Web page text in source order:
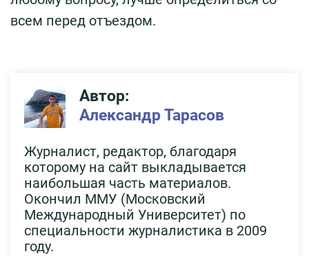
всем перед отъездом.
Автор:
Александр Тарасов
Журналист, редактор, благодаря
которому на сайт выкладывается
наибольшая часть материалов.
Окончил ММУ (Московский
Международный Университет) по
специальности журналистика в 2009
году.